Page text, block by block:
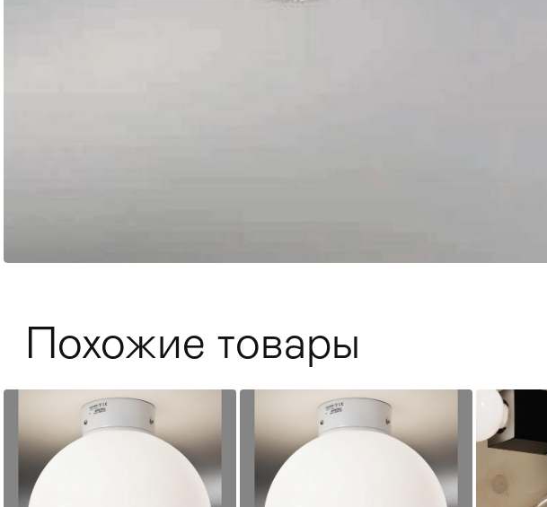
Кровати
Столы >
Стулья >
Комоды и тумбы
Мебель для ванных комнат >
Похожие товары